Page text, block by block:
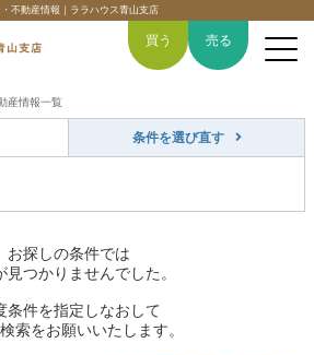
不動産情報｜ララハウス青山支店
買う 売る
産情報一覧
条件を選び直す
お探しの条件では
見つかりませんでした。
条件を指定しなおして
索をお願いいたします。